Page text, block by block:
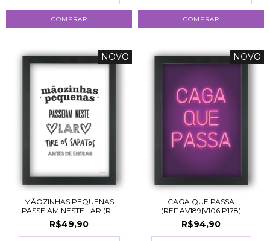
COMPRAR COMPRAR
NOVO
MÃOZINHAS PEQUENAS
PASSEIAM NESTE LAR (R...
R$49,90
NOVO
CAGA QUE PASSA
(REF:AV189|V106|P178)
R$94,90